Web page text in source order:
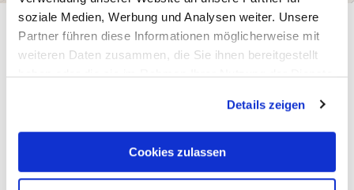
soziale Medien, Werbung und Analysen weiter. Unsere
Partner führen diese Informationen möglicherweise mit
weiteren Daten zusammen, die Sie ihnen bereitgestellt
haben oder die sie im Rahmen Ihrer Nutzung der Dienste
Details zeigen
Cookies zulassen
Teilen Teilen
Was möchtest du als nächstes tun?